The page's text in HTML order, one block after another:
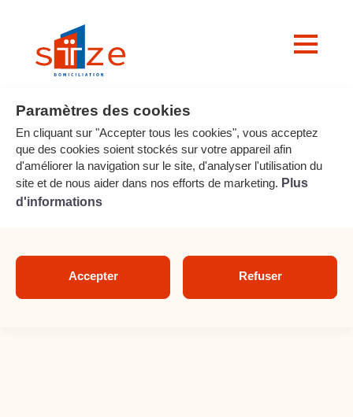
Paramètres des cookies
En cliquant sur "Accepter tous les cookies", vous acceptez
que des cookies soient stockés sur votre appareil afin
d'améliorer la navigation sur le site, d'analyser l'utilisation du
site et de nous aider dans nos efforts de marketing. Plus
d'informations
Accepter Refuser
Ladomiciliationd'entreprise,
partout en France !